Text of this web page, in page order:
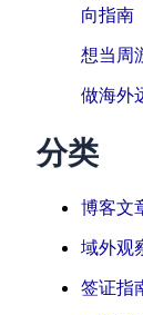
向指南
想当周
做海外
分类
博客文
域外观
签证指